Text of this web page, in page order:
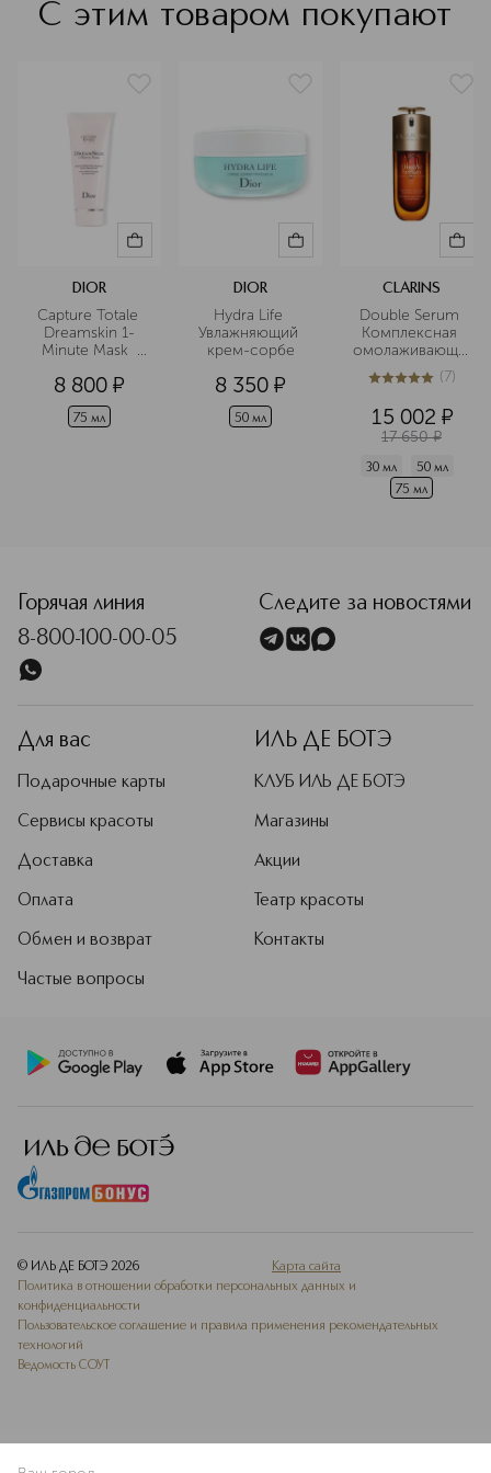
С этим товаром покупают
DIOR
Capture Totale
Dreamskin 1-
Minute Mask
придающая
коже
совершенство
8 800 ¤
75 мл
DIOR
Hydra Life
Увлажняющий
крем-сорбе
8 350 ¤
50 мл
CLARINS
Double Serum
Комплексная
омолаживающая
двойная
сыворотка для
5из 57 (7)
15 002 ¤
17 650 ¤
30 мл
50 мл
75 мл
Горячая линия
8-800-100-00-05
Следите за новостями
Для вас
Подарочные карты
Сервисы красоты
Доставка
Оплата
Обмен и возврат
Частые вопросы
ИЛЬ ДЕ БОТЭ
КЛУБ ИЛЬ ДЕ БОТЭ
Магазины
Акции
Театр красоты
Контакты
© ИЛЬ ДЕ БОТЭ 2026
Карта сайта
Политика в отношении обработки персональных данных и
конфиденциальности
Пользовательское соглашение и правила применения рекомендательных
технологий
Ведомость СОУТ